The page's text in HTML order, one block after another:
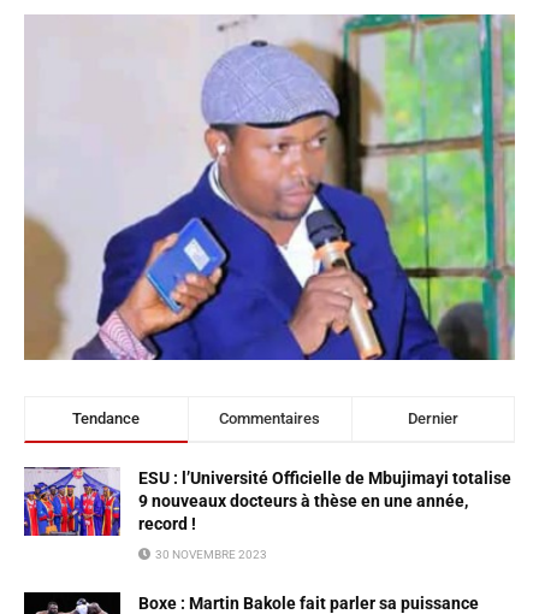
Tendance Commentaires Dernier
ESU : l’Université Officielle de Mbujimayi totalise
9 nouveaux docteurs à thèse en une année,
record !
30 NOVEMBRE 2023
Boxe : Martin Bakole fait parler sa puissance